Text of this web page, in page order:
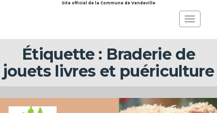
Site officiel de la Commune de Vendeville
Toggle
Étiquette : Braderie de
jouets livres et puériculture